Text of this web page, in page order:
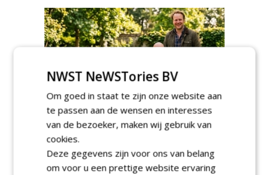
Een (online) kruiwagen voor
hoveniers
02-08-2026 | NIEUWS 70 sec
NWST NeWSTories BV
Om goed in staat te zijn onze website aan
te passen aan de wensen en interesses
van de bezoeker, maken wij gebruik van
cookies.
Deze gegevens zijn voor ons van belang
om voor u een prettige website ervaring